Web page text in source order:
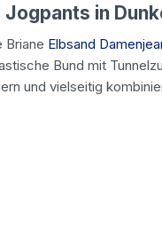
in
Briane Elbsand
Bund mit
und vielseitig